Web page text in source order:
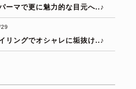
ーマで更に魅力的な目元へ..♪
リングでオシャレに垢抜け..♪